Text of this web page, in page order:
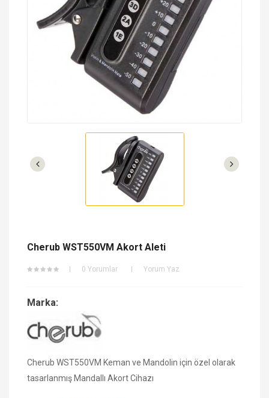
Cherub WST550VM Akort Aleti
0 Yorumlar Yorum Yaz
Marka:
Cherub WST550VM Keman ve Mandolin için özel olarak
tasarlanmış Mandallı Akort Cihazı